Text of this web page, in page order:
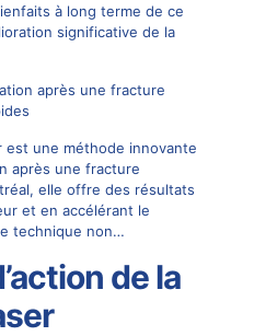
à long terme de ce
significative de la
après une fracture
est une méthode innovante
après une fracture
elle offre des résultats
et en accélérant le
technique non…
de la